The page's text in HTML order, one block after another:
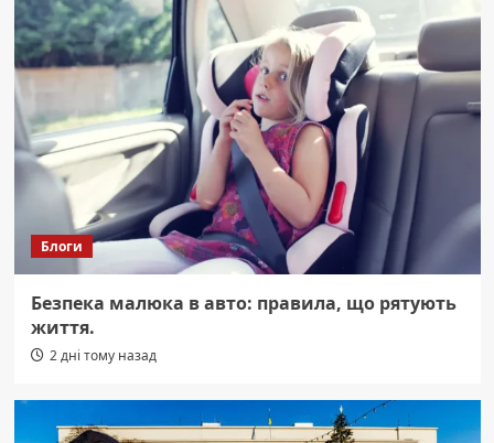
Блоги
Безпека малюка в авто: правила, що рятують
життя.
2 дні тому назад